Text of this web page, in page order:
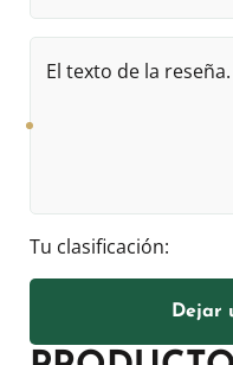
texto
la
Tu clasificación:
Dejar